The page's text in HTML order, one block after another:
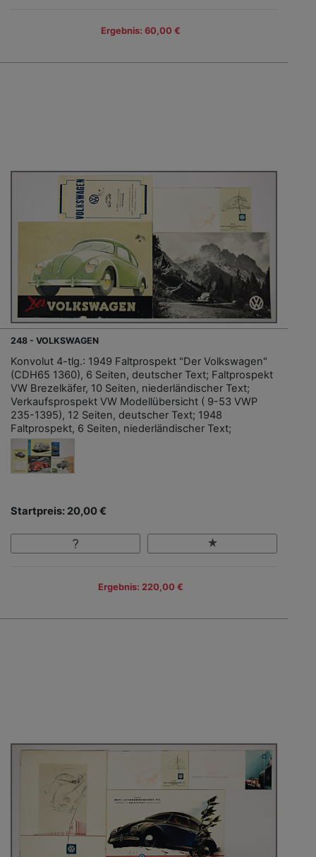
Ergebnis: 60,00 €
248 - VOLKSWAGEN
Konvolut 4-tlg.: 1949 Faltprospekt "Der Volkswagen"
(CDH65 1360), 6 Seiten, deutscher Text; Faltprospekt
VW Brezelkäfer, 10 Seiten, niederländischer Text;
Verkaufsprospekt VW Modellübersicht ( 9-53 VWP
235-1395), 12 Seiten, deutscher Text; 1948
Faltprospekt, 6 Seiten, niederländischer Text;
Startpreis: 20,00 €
Ergebnis: 220,00 €